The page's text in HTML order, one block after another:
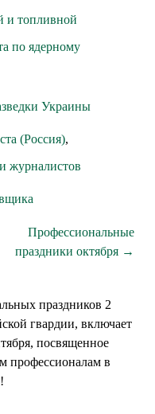
и топливной
по ядерному
Украины
(Россия),
журналистов
Профессиональные
праздники октября →
праздников 2
гвардии, включает
посвященное
профессионалам в